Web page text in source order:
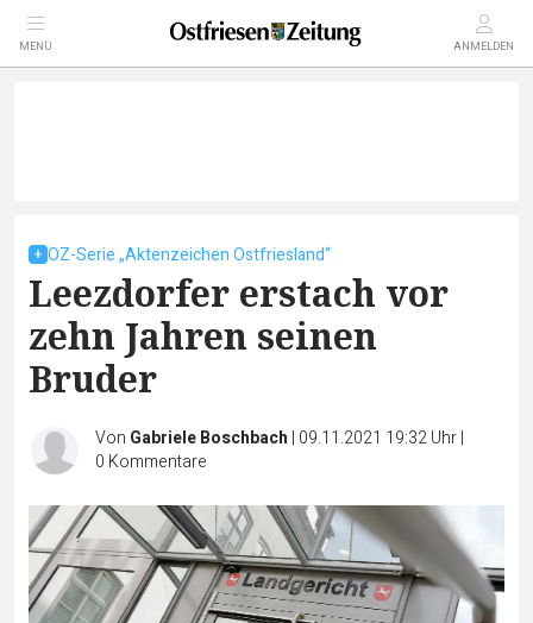
MENÜ ANMELDEN
OZ-Serie „Aktenzeichen Ostfriesland“
Leezdorfer erstach vor
zehn Jahren seinen
Bruder
Von Gabriele Boschbach | 09.11.2021 19:32 Uhr|
0 Kommentare